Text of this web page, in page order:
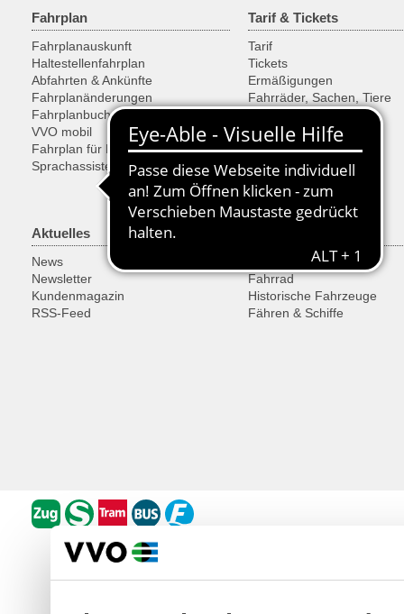
Fahrplan
Fahrplanauskunft
Haltestellenfahrplan
Abfahrten & Ankünfte
Fahrplanänderungen
Fahrplanbuch
VVO mobil
Fahrplan für Entwickler
Sprachassistent Alexa
Tarif & Tickets
Tarif
Tickets
Ermäßigungen
Fahrräder, Sachen, Tiere
SonderTickets
Aktuelles
News
Newsletter
Kundenmagazin
RSS-Feed
Ausflugsregionen
Fahrrad
Historische Fahrzeuge
Fähren & Schiffe